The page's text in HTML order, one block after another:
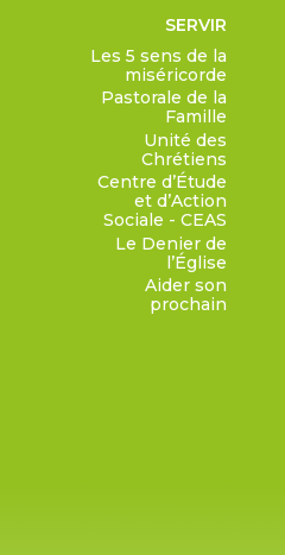
SERVIR
Les 5 sens de la
miséricorde
Pastorale de la
Famille
Unité des
Chrétiens
Centre d’Étude
et d’Action
Sociale - CEAS
Le Denier de
l’Église
Aider son
prochain